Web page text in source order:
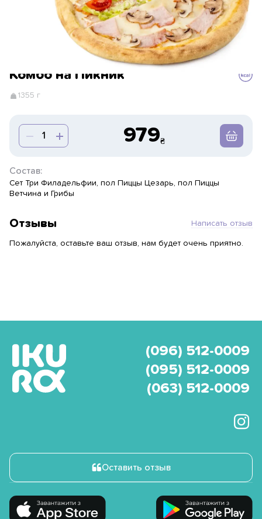
Комбо на Пикник
1355 г
979
Состав:
Сет Три Филадельфии, пол Пиццы Цезарь, пол Пиццы
Ветчина и Грибы
Отзывы Написать отзыв
Пожалуйста, оставьте ваш отзыв, нам будет очень приятно.
(096) 512-0009
(095) 512-0009
(063) 512-0009
Оставить отзыв